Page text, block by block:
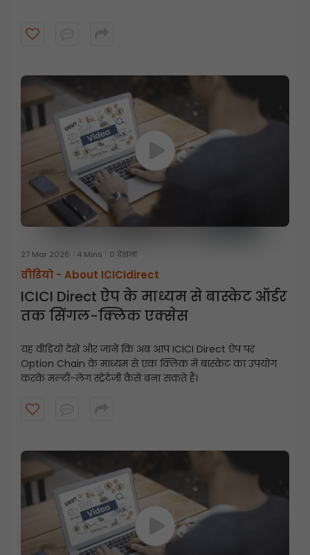
27 Mar 2026 4 Mins 0 देखना
वीडियो - About ICICIdirect
ICICI Direct ऐप के माध्यम से बास्केट ऑर्डर
तक सिंगल-क्लिक एक्सेस
यह वीडियो देखें और जानें कि अब आप ICICI Direct ऐप पर
Option Chain के माध्यम से एक क्लिक में बास्केट का उपयोग
करके मल्टी-लेग स्ट्रेटेजी कैसे बना सकते हैं।